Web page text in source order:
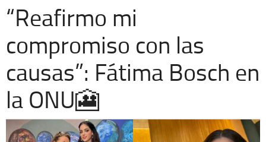
Cronos
Economía
Espectáculos
Extra +
“Reafirmo mi
compromiso con las
causas”: Fátima Bosch en
la ONU🎦